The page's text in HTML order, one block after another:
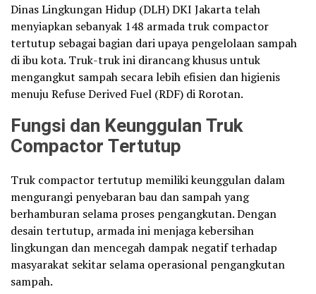
Dinas Lingkungan Hidup (DLH) DKI Jakarta telah
menyiapkan sebanyak 148 armada truk compactor
tertutup sebagai bagian dari upaya pengelolaan sampah
di ibu kota. Truk-truk ini dirancang khusus untuk
mengangkut sampah secara lebih efisien dan higienis
menuju Refuse Derived Fuel (RDF) di Rorotan.
Fungsi dan Keunggulan Truk
Compactor Tertutup
Truk compactor tertutup memiliki keunggulan dalam
mengurangi penyebaran bau dan sampah yang
berhamburan selama proses pengangkutan. Dengan
desain tertutup, armada ini menjaga kebersihan
lingkungan dan mencegah dampak negatif terhadap
masyarakat sekitar selama operasional pengangkutan
sampah.